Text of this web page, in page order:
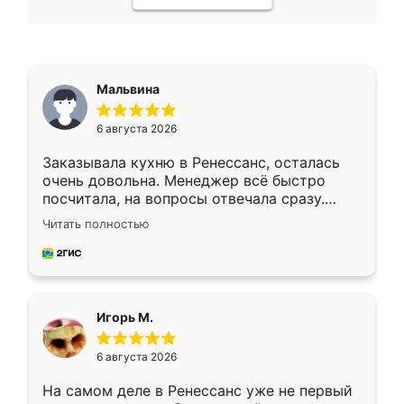
Мальвина
6 августа 2026
Заказывала кухню в Ренессанс, осталась
очень довольна. Менеджер всё быстро
посчитала, на вопросы отвечала сразу.
Замерщик приехал в субботу, подошёл к
делу со всей ответственностью. Собрали
за день, ребята работали аккуратно, даже
Читать полностью
Игорь М.
6 августа 2026
На самом деле в Ренессанс уже не первый